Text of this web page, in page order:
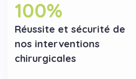
100%
Réussite et sécurité de
nos interventions
chirurgicales